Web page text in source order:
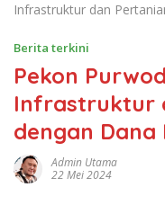
Infrastruktur dan
Berita terkini
Pekon
Infrastruktur
dengan Dana
Admin Utama
22 Mei 2024